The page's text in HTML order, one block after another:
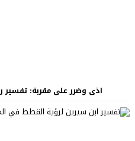
اذى وضرر على مقربة: تفسير